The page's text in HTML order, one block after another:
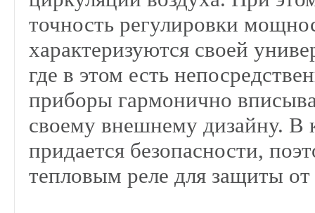
точность регулировки
характеризуются своей
где в этом есть
приборы гармонично
своему внешнему дизайну. В
придается безопасности,
тепловым реле для защиты от